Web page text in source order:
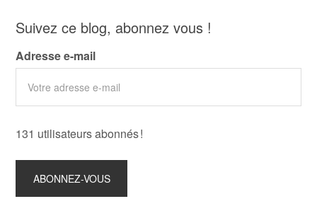
Suivez ce blog, abonnez vous !
Adresse e-mail
131 utilisateurs abonnés !